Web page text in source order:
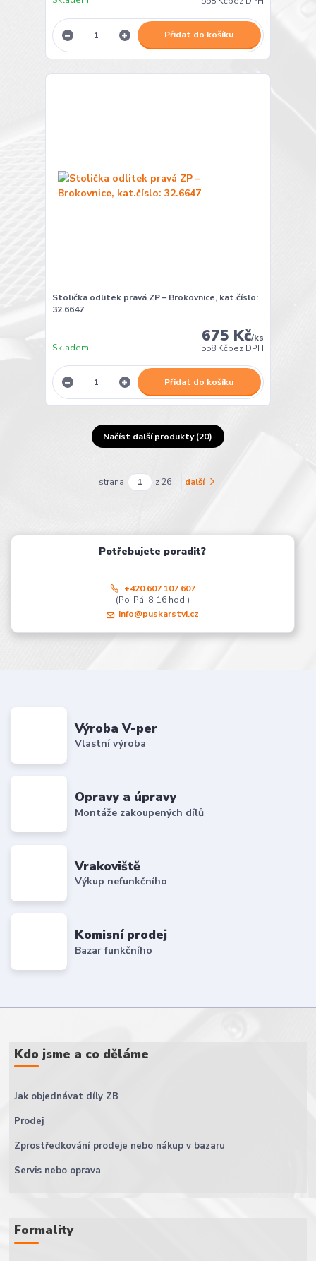
Přidat do košíku
Stolička odlitek pravá ZP – Brokovnice, kat.číslo:
32.6647
675 Kč/ks
558 Kčbez DPH
Skladem
Přidat do košíku
Načíst další produkty (20)
strana z 26 další
Potřebujete poradit?
+420 607 107 607
(Po-Pá, 8-16 hod.)
info@puskarstvi.cz
Výroba V-per
Vlastní výroba
Opravy a úpravy
Montáže zakoupených dílů
Vrakoviště
Výkup nefunkčního
Komisní prodej
Bazar funkčního
Kdo jsme a co děláme
Jak objednávat díly ZB
Prodej
Zprostředkování prodeje nebo nákup v bazaru
Servis nebo oprava
Formality